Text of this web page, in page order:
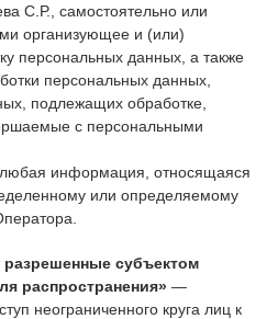
С.Р., самостоятельно или
организующее и (или)
персональных данных, а также
персональных данных,
подлежащих обработке,
с персональными
информация, относящаяся
или определяемому
субъектом
распространения» —
неограниченного круга лиц к